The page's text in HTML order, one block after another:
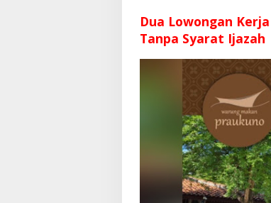
Dua Lowongan
Tanpa Syarat Ijazah